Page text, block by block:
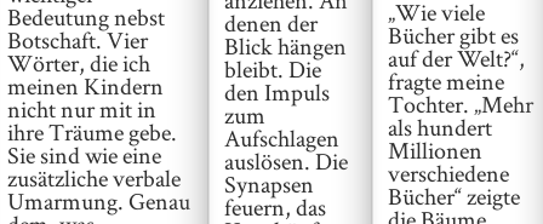
Bedeutung nebst
Botschaft. Vier
Wörter, die ich
meinen Kindern
nicht nur mit in
ihre Träume gebe.
Sie sind wie eine
zusätzliche verbale
Umarmung. Genau
denen der
Blick hängen
bleibt. Die
den Impuls
zum
Aufschlagen
auslösen. Die
Synapsen
feuern, das
„Wie viele
Bücher gibt es
auf der Welt?“,
fragte meine
Tochter. „Mehr
als hundert
Millionen
verschiedene
Bücher“ zeigte